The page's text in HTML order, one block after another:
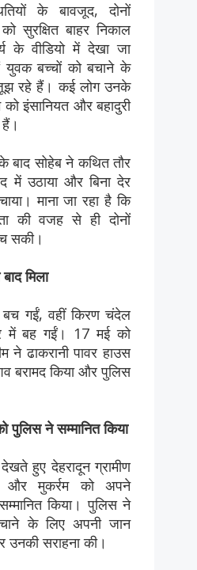
के बावजूद, दोनों
सुरक्षित बाहर निकाल
के वीडियो में देखा जा
युवक बच्चों को बचाने के
रहे हैं। कई लोग उनके
इंसानियत और बहादुरी
बाद सोहेब ने कथित तौर
में उठाया और बिना देर
माना जा रहा है कि
की वजह से ही दोनों
सकी।
मिला
बच गईं, वहीं किरण चंदेल
में बह गईं। 17 मई को
ने ढाकरानी पावर हाउस
बरामद किया और पुलिस
पुलिस ने सम्मानित किया
हुए देहरादून ग्रामीण
और मुकर्रम को अपने
किया। पुलिस ने
के लिए अपनी जान
उनकी सराहना की।